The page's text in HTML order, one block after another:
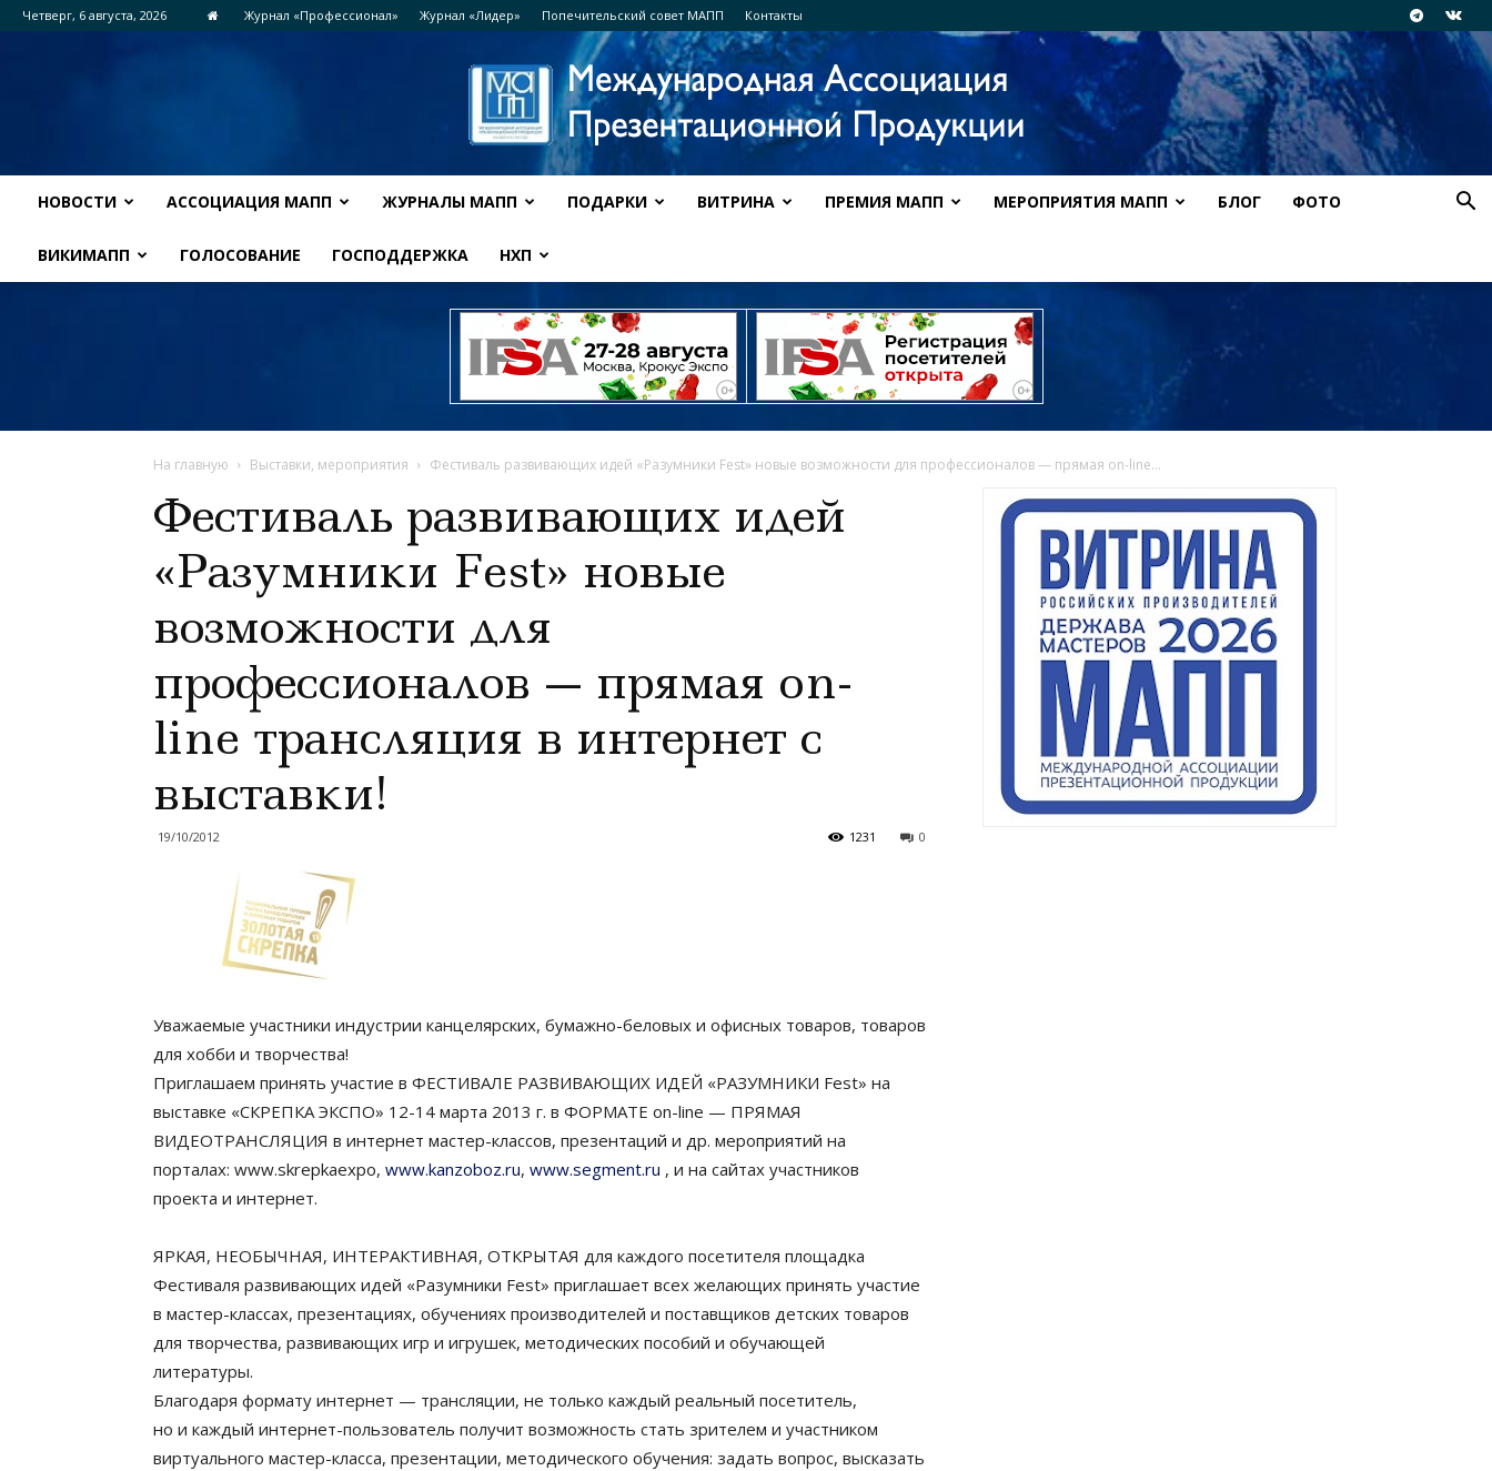
Четверг, 6 августа, 2026 Журнал «Профессионал» Журнал «Лидер» Попечительский совет МАПП Контакты
НОВОСТИ АССОЦИАЦИЯ МАПП ЖУРНАЛЫ МАПП ПОДАРКИ ВИТРИНА ПРЕМИЯ МАПП МЕРОПРИЯТИЯ МАПП БЛОГ ФОТО
ВИКИМАПП ГОЛОСОВАНИЕ ГОСПОДДЕРЖКА НХП
На главную Выставки, мероприятия Фестиваль развивающих идей «Разумники Fest» новые возможности для профессионалов — прямая on-line...
Фестиваль развивающих идей
«Разумники Fest» новые
возможности для
профессионалов — прямая on-
line трансляция в интернет с
выставки!
19/10/2012 0
1231
Уважаемые участники индустрии канцелярских, бумажно-беловых и офисных товаров, товаров
для хобби и творчества!
Приглашаем принять участие в ФЕСТИВАЛЕ РАЗВИВАЮЩИХ ИДЕЙ «РАЗУМНИКИ Fest» на
выставке «СКРЕПКА ЭКСПО» 12-14 марта 2013 г. в ФОРМАТЕ on-line — ПРЯМАЯ
ВИДЕОТРАНСЛЯЦИЯ в интернет мастер-классов, презентаций и др. мероприятий на
порталах: www.skrepkaexpo, www.kanzoboz.ru, www.segment.ru , и на сайтах участников
проекта и интернет.
ЯРКАЯ, НЕОБЫЧНАЯ, ИНТЕРАКТИВНАЯ, ОТКРЫТАЯ для каждого посетителя площадка
Фестиваля развивающих идей «Разумники Fest» приглашает всех желающих принять участие
в мастер-классах, презентациях, обучениях производителей и поставщиков детских товаров
для творчества, развивающих игр и игрушек, методических пособий и обучающей
литературы.
Благодаря формату интернет — трансляции, не только каждый реальный посетитель,
но и каждый интернет-пользователь получит возможность стать зрителем и участником
виртуального мастер-класса, презентации, методического обучения: задать вопрос, высказать